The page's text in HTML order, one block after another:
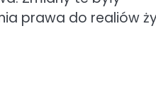
prawa do realiów